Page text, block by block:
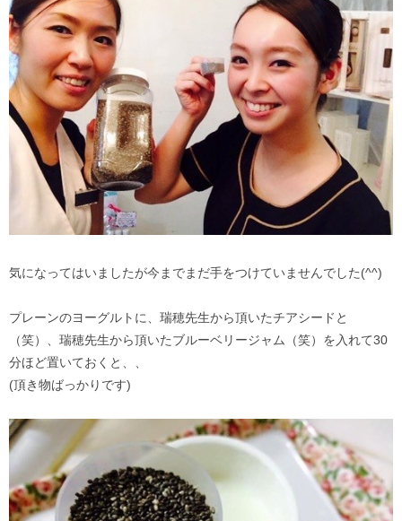
気になってはいましたが今までまだ手をつけていませんでした(^^)
プレーンのヨーグルトに、瑞穂先生から頂いたチアシードと
（笑）、瑞穂先生から頂いたブルーベリージャム（笑）を入れて30
分ほど置いておくと、、
(頂き物ばっかりです)